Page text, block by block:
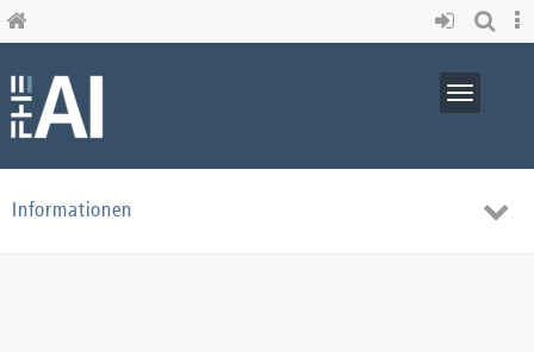
Skip
to
content
Toggle
Informationen
Toggle